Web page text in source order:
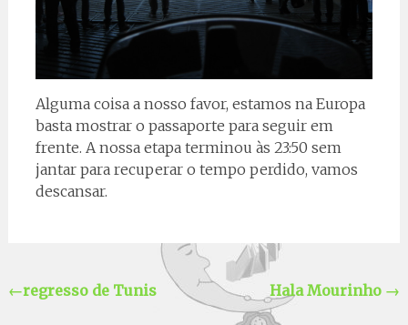
Alguma coisa a nosso favor, estamos na Europa
basta mostrar o passaporte para seguir em
frente. A nossa etapa terminou às 23:50 sem
jantar para recuperar o tempo perdido, vamos
descansar.
←regresso de Tunis Hala Mourinho →